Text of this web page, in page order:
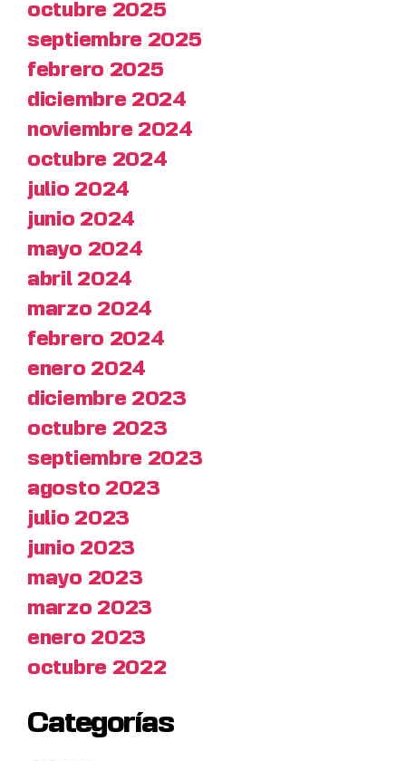
octubre 2025
septiembre 2025
febrero 2025
diciembre 2024
noviembre 2024
octubre 2024
julio 2024
junio 2024
mayo 2024
abril 2024
marzo 2024
febrero 2024
enero 2024
diciembre 2023
octubre 2023
septiembre 2023
agosto 2023
julio 2023
junio 2023
mayo 2023
marzo 2023
enero 2023
octubre 2022
Categorías